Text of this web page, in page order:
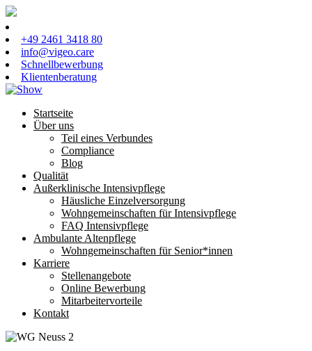
+49 2461 3418 80
info@vigeo.care
Schnellbewerbung
Klientenberatung
Startseite
Über uns
Teil eines Verbundes
Compliance
Blog
Qualität
Außerklinische Intensivpflege
Häusliche Einzelversorgung
Wohngemeinschaften für Intensivpflege
FAQ Intensivpflege
Ambulante Altenpflege
Wohngemeinschaften für Senior*innen
Karriere
Stellenangebote
Online Bewerbung
Mitarbeitervorteile
Kontakt